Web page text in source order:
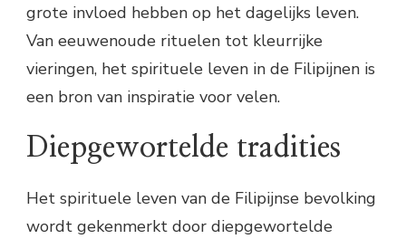
grote invloed hebben op het dagelijks leven.
Van eeuwenoude rituelen tot kleurrijke
vieringen, het spirituele leven in de Filipijnen is
een bron van inspiratie voor velen.
Diepgewortelde tradities
Het spirituele leven van de Filipijnse bevolking
wordt gekenmerkt door diepgewortelde